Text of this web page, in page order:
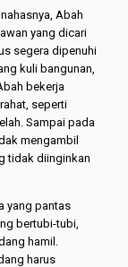
Abah
yang dicari
segera dipenuhi
kuli bangunan,
bekerja
seperti
Sampai pada
mengambil
tidak diinginkan
yang pantas
bertubi-tubi,
hamil.
harus